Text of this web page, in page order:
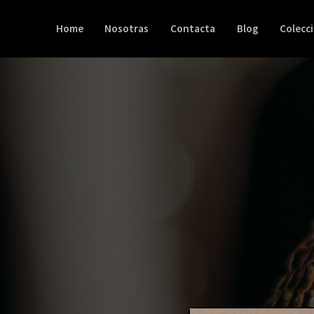
Home Nosotras Contacta Blog
los